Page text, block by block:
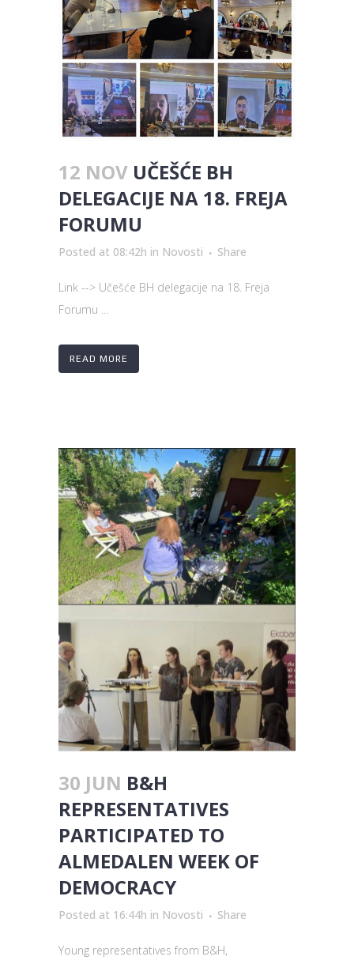
12 NOV UČEŠĆE BH
DELEGACIJE NA 18. FREJA
FORUMU
Posted at 08:42h in Novosti Share
Link --> Učešće BH delegacije na 18. Freja
Forumu ...
READ MORE
30 JUN B&H
REPRESENTATIVES
PARTICIPATED TO
ALMEDALEN WEEK OF
DEMOCRACY
Posted at 16:44h in Novosti Share
Young representatives from B&H,